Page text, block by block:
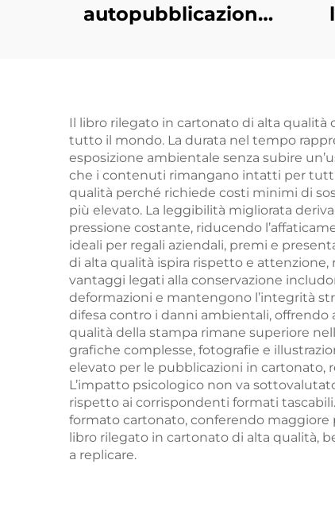
autopubblicazione
libri romanzi per
adulti romance libro
con copertina rigida
in lino
e
Il libro rilegato in cartonato di alta
tutto il mondo. La durata nel tempo
esposizione ambientale senza subire
che i contenuti rimangano intatti per
qualità perché richiede costi minimi di
più elevato. La leggibilità migliorata
pressione costante, riducendo
ideali per regali aziendali, premi e
di alta qualità ispira rispetto e
vantaggi legati alla conservazione
deformazioni e mantengono l’integrità
difesa contro i danni ambientali, offrendo
qualità della stampa rimane superiore
grafiche complesse, fotografie e
elevato per le pubblicazioni in
L’impatto psicologico non va
rispetto ai corrispondenti formati
formato cartonato, conferendo maggiore
libro rilegato in cartonato di alta qualità,
a replicare.